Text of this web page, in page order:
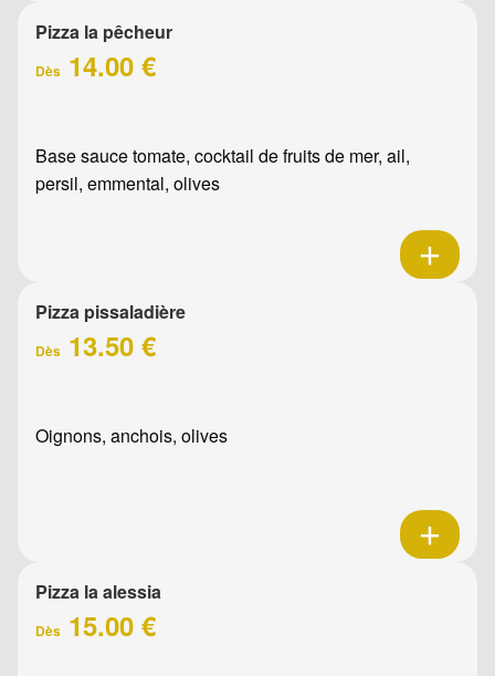
Pizza la pêcheur
Dès 14.00 €
Base sauce tomate, cocktail de fruits de mer, ail,
persil, emmental, olives
Pizza pissaladière
Dès 13.50 €
Oignons, anchois, olives
Pizza la alessia
Dès 15.00 €